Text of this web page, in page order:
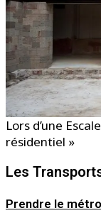
Lors d’une
résidentiel »
Les
Prendre le